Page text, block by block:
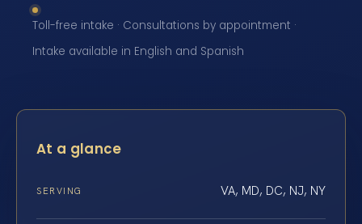
Toll-free intake · Consultations by appointment ·
Intake available in English and Spanish
At a glance
SERVING VA, MD, DC, NJ, NY